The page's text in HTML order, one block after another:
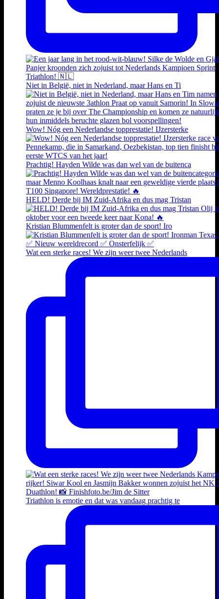
Niet in België, niet in Nederland, maar Hans en Ti
Wow! Nóg een Nederlandse topprestatie! IJzersterke
Prachtig! Hayden Wilde was dan wel van de buitenca
HELD! Derde bij IM Zuid-Afrika en dus mag Tristan
Kristian Blummenfelt is groter dan de sport! Iro
Wat een sterke races! We zijn weer twee Nederlands
Triathlon is emotie en dat was vandaag prachtig te